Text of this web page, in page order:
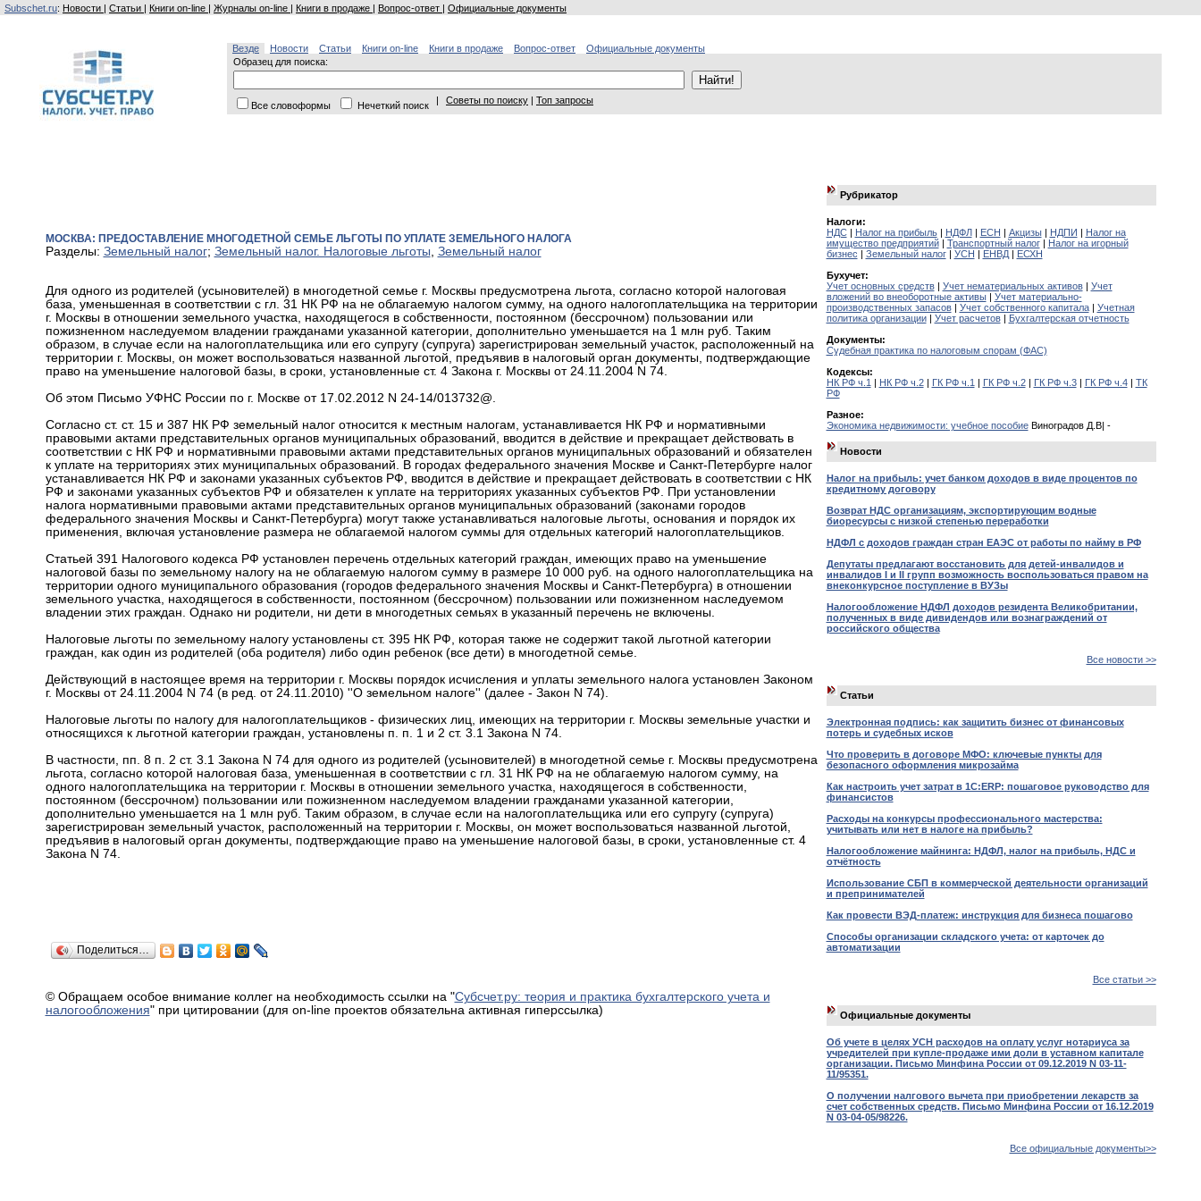
Subschet.ru: Новости | Статьи | Книги on-line | Журналы on-line | Книги в продаже | Вопрос-ответ | Официальные документы
Везде Новости Статьи Книги on-line Книги в продаже Вопрос-ответ
Официальные документы
Образец для поиска:
Все словоформы Нечеткий поиск | Советы по поиску | Топ запросы
МОСКВА: ПРЕДОСТАВЛЕНИЕ МНОГОДЕТНОЙ СЕМЬЕ ЛЬГОТЫ ПО УПЛАТЕ ЗЕМЕЛЬНОГО НАЛОГА
Разделы: Земельный налог; Земельный налог. Налоговые льготы, Земельный налог
Для одного из родителей (усыновителей) в многодетной семье г. Москвы предусмотрена льгота, согласно которой налоговая
база, уменьшенная в соответствии с гл. 31 НК РФ на не облагаемую налогом сумму, на одного налогоплательщика на территории
г. Москвы в отношении земельного участка, находящегося в собственности, постоянном (бессрочном) пользовании или
пожизненном наследуемом владении гражданами указанной категории, дополнительно уменьшается на 1 млн руб. Таким
образом, в случае если на налогоплательщика или его супругу (супруга) зарегистрирован земельный участок, расположенный на
территории г. Москвы, он может воспользоваться названной льготой, предъявив в налоговый орган документы, подтверждающие
право на уменьшение налоговой базы, в сроки, установленные ст. 4 Закона г. Москвы от 24.11.2004 N 74.
Об этом Письмо УФНС России по г. Москве от 17.02.2012 N 24-14/013732@.
Согласно ст. ст. 15 и 387 НК РФ земельный налог относится к местным налогам, устанавливается НК РФ и нормативными
правовыми актами представительных органов муниципальных образований, вводится в действие и прекращает действовать в
соответствии с НК РФ и нормативными правовыми актами представительных органов муниципальных образований и обязателен
к уплате на территориях этих муниципальных образований. В городах федерального значения Москве и Санкт-Петербурге налог
устанавливается НК РФ и законами указанных субъектов РФ, вводится в действие и прекращает действовать в соответствии с НК
РФ и законами указанных субъектов РФ и обязателен к уплате на территориях указанных субъектов РФ. При установлении
налога нормативными правовыми актами представительных органов муниципальных образований (законами городов
федерального значения Москвы и Санкт-Петербурга) могут также устанавливаться налоговые льготы, основания и порядок их
применения, включая установление размера не облагаемой налогом суммы для отдельных категорий налогоплательщиков.
Статьей 391 Налогового кодекса РФ установлен перечень отдельных категорий граждан, имеющих право на уменьшение
налоговой базы по земельному налогу на не облагаемую налогом сумму в размере 10 000 руб. на одного налогоплательщика на
территории одного муниципального образования (городов федерального значения Москвы и Санкт-Петербурга) в отношении
земельного участка, находящегося в собственности, постоянном (бессрочном) пользовании или пожизненном наследуемом
владении этих граждан. Однако ни родители, ни дети в многодетных семьях в указанный перечень не включены.
Налоговые льготы по земельному налогу установлены ст. 395 НК РФ, которая также не содержит такой льготной категории
граждан, как один из родителей (оба родителя) либо один ребенок (все дети) в многодетной семье.
Действующий в настоящее время на территории г. Москвы порядок исчисления и уплаты земельного налога установлен Законом
г. Москвы от 24.11.2004 N 74 (в ред. от 24.11.2010) ''О земельном налоге'' (далее - Закон N 74).
Налоговые льготы по налогу для налогоплательщиков - физических лиц, имеющих на территории г. Москвы земельные участки и
относящихся к льготной категории граждан, установлены п. п. 1 и 2 ст. 3.1 Закона N 74.
В частности, пп. 8 п. 2 ст. 3.1 Закона N 74 для одного из родителей (усыновителей) в многодетной семье г. Москвы предусмотрена
льгота, согласно которой налоговая база, уменьшенная в соответствии с гл. 31 НК РФ на не облагаемую налогом сумму, на
одного налогоплательщика на территории г. Москвы в отношении земельного участка, находящегося в собственности,
постоянном (бессрочном) пользовании или пожизненном наследуемом владении гражданами указанной категории,
дополнительно уменьшается на 1 млн руб. Таким образом, в случае если на налогоплательщика или его супругу (супруга)
зарегистрирован земельный участок, расположенный на территории г. Москвы, он может воспользоваться названной льготой,
предъявив в налоговый орган документы, подтверждающие право на уменьшение налоговой базы, в сроки, установленные ст. 4
Закона N 74.
Поделиться…
© Обращаем особое внимание коллег на необходимость ссылки на "Субсчет.ру: теория и практика бухгалтерского учета и
налогообложения" при цитировании (для on-line проектов обязательна активная гиперссылка)
Рубрикатор
Налоги:
НДС| Налог на прибыль| НДФЛ| ЕСН | Акцизы| НДПИ | Налог на
имущество предприятий| Транспортный налог| Налог на игорный
бизнес | Земельный налог| УСН | ЕНВД| ЕСХН
Бухучет:
Учет основных средств| Учет нематериальных активов| Учет
вложений во внеоборотные активы| Учет материально-
производственных запасов| Учет собственного капитала| Учетная
политика организации| Учет расчетов| Бухгалтерская отчетность
Документы:
Судебная практика по налоговым спорам (ФАС)
Кодексы:
НК РФ ч.1 | НК РФ ч.2| ГК РФ ч.1 | ГК РФ ч.2| ГК РФ ч.3| ГК РФ ч.4| ТК
РФ
Разное:
Экономика недвижимости: учебное пособиеВиноградов Д.В| -
Новости
Налог на прибыль: учет банком доходов в виде процентов по
кредитному договору
Возврат НДС организациям, экспортирующим водные
биоресурсы с низкой степенью переработки
НДФЛ с доходов граждан стран ЕАЭС от работы по найму в РФ
Депутаты предлагают восстановить для детей-инвалидов и
инвалидов I и II групп возможность воспользоваться правом на
внеконкурсное поступление в ВУЗы
Налогообложение НДФЛ доходов резидента Великобритании,
полученных в виде дивидендов или вознаграждений от
российского общества
Все новости >>
Статьи
Электронная подпись: как защитить бизнес от финансовых
потерь и судебных исков
Что проверить в договоре МФО: ключевые пункты для
безопасного оформления микрозайма
Как настроить учет затрат в 1С:ERP: пошаговое руководство для
финансистов
Расходы на конкурсы профессионального мастерства:
учитывать или нет в налоге на прибыль?
Налогообложение майнинга: НДФЛ, налог на прибыль, НДС и
отчётность
Использование СБП в коммерческой деятельности организаций
и препринимателей
Как провести ВЭД-платеж: инструкция для бизнеса пошагово
Способы организации складского учета: от карточек до
автоматизации
Все статьи >>
Официальные документы
Об учете в целях УСН расходов на оплату услуг нотариуса за
учредителей при купле-продаже ими доли в уставном капитале
организации. Письмо Минфина России от 09.12.2019 N 03-11-
11/95351.
О получении налгового вычета при приобретении лекарств за
счет собственных средств. Письмо Минфина России от 16.12.2019
N 03-04-05/98226.
Все официальные документы>>